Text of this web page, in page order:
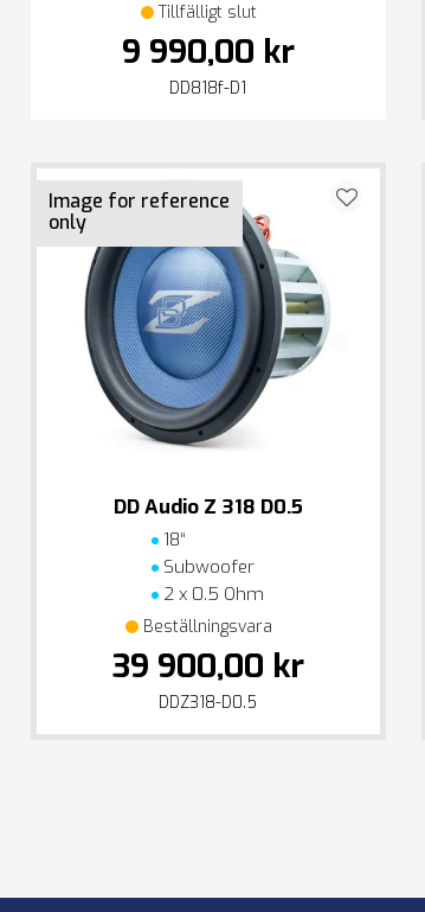
Tillfälligt slut
9 990,00 kr
DD818f-D1
Image for reference
only
DD Audio Z 318 D0.5
18“
Subwoofer
2 x 0.5 Ohm
Beställningsvara
39 900,00 kr
DDZ318-D0.5